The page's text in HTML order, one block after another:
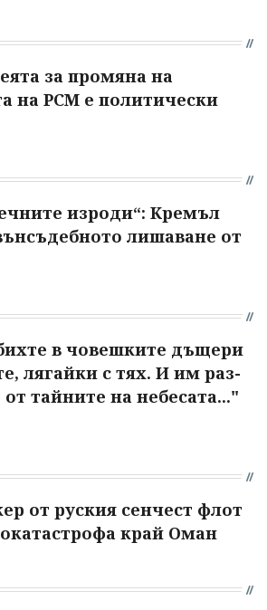
за промяна на
на РСМ е политически
изроди“: Кремъл
лишаване от
в чо­вешките дъщери
лягайки с тях. И им раз­
тайните на небесата..."
от руския сенчест флот
край Оман